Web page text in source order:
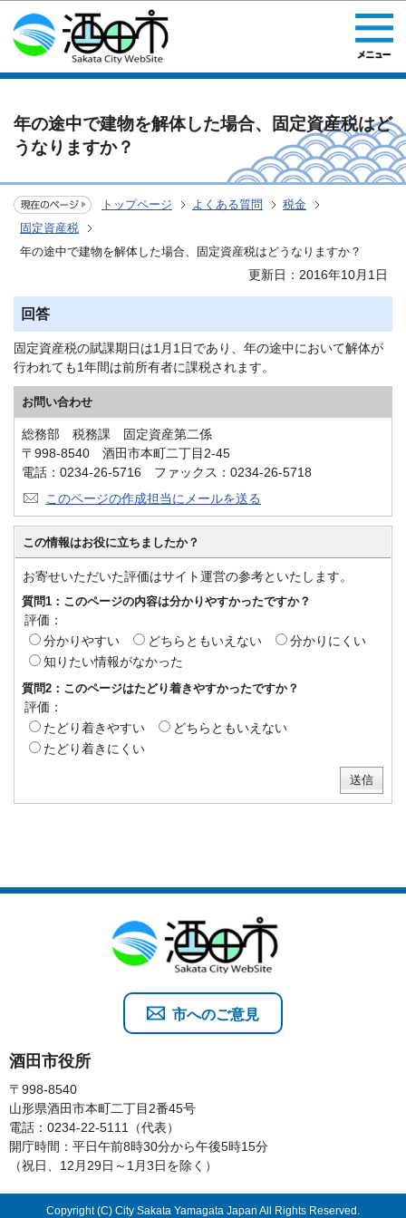
このページの本文へ移動
年の途中で建物を解体した場合、固定資産税はど
うなりますか？
トップページ よくある質問
税金
固定資産税
年の途中で建物を解体した場合、固定資産税はどうなりますか？
更新日：2016年10月1日
回答
固定資産税の賦課期日は1月1日であり、年の途中において解体が
行われても1年間は前所有者に課税されます。
お問い合わせ
総務部 税務課 固定資産第二係
〒998-8540 酒田市本町二丁目2-45
電話：0234-26-5716 ファックス：0234-26-5718
このページの作成担当にメールを送る
この情報はお役に立ちましたか？
お寄せいただいた評価はサイト運営の参考といたします。
質問1：このページの内容は分かりやすかったですか？
評価：
分かりやすい
どちらともいえない
分かりにくい
知りたい情報がなかった
質問2：このページはたどり着きやすかったですか？
評価：
たどり着きやすい
どちらともいえない
たどり着きにくい
酒田市役所
〒998-8540
山形県酒田市本町二丁目2番45号
電話：0234-22-5111（代表）
開庁時間：平日午前8時30分から午後5時15分
（祝日、12月29日～1月3日を除く）
市へのご意見
Copyright (C) City Sakata Yamagata Japan All Rights Reserved.